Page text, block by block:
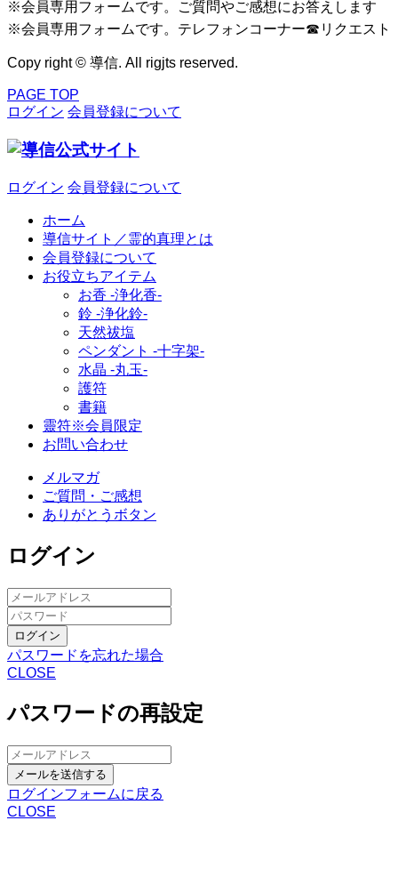
※会員専用フォームです。ご質問やご感想にお答えします
※会員専用フォームです。テレフォンコーナー☎リクエスト
Copy right © 導信. All rigjts reserved.
PAGE TOP
ログイン 会員登録について
ログイン 会員登録について
ホーム
導信サイト／霊的真理とは
会員登録について
お役立ちアイテム
お香 ‐浄化香‐
鈴 ‐浄化鈴‐
天然祓塩
ペンダント -十字架-
水晶 -丸玉-
護符
書籍
靈符※会員限定
お問い合わせ
メルマガ
ご質問・ご感想
ありがとうボタン
ログイン
ログイン
パスワードを忘れた場合
CLOSE
パスワードの再設定
メールを送信する
ログインフォームに戻る
CLOSE